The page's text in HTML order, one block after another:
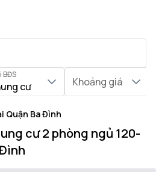
BĐS
cư Khoảng giá
Quận Ba Đình
cư 2 phòng ngủ 120-